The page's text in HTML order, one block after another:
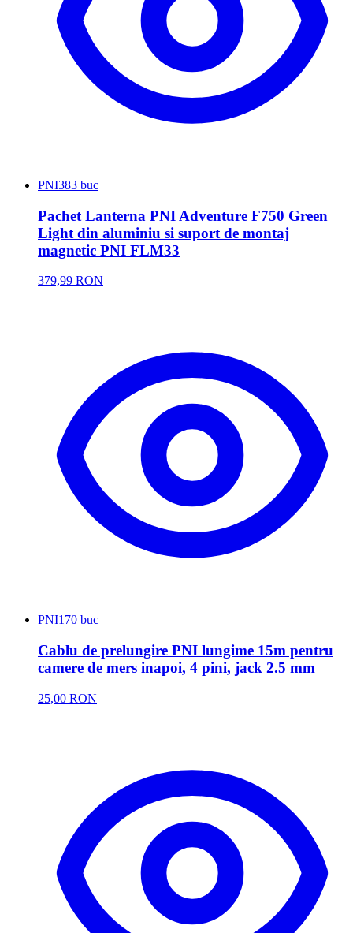
PNI383 buc
Pachet Lanterna PNI Adventure F750 Green
Light din aluminiu si suport de montaj
magnetic PNI FLM33
379,99 RON
PNI170 buc
Cablu de prelungire PNI lungime 15m pentru
camere de mers inapoi, 4 pini, jack 2.5 mm
25,00 RON